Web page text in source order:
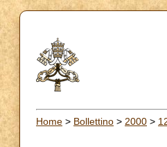
Home > Bollettino > 2000 >